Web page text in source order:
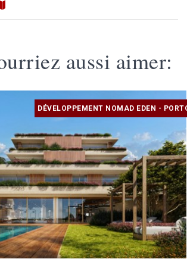
aussi aimer:
DÉVELOPPEMENT NOMAD EDEN -